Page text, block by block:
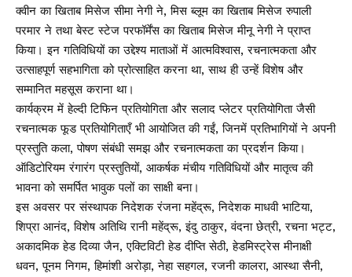
क्वीन का खिताब मिसेज सीमा नेगी ने, मिस ब्लूम का खिताब मिसेज रुपाली
परमार ने तथा बेस्ट स्टेज परफॉर्मेंस का खिताब मिसेज मीनू नेगी ने प्राप्त
किया। इन गतिविधियों का उद्देश्य माताओं में आत्मविश्वास, रचनात्मकता और
उत्साहपूर्ण सहभागिता को प्रोत्साहित करना था, साथ ही उन्हें विशेष और
सम्मानित महसूस कराना था।
कार्यक्रम में हेल्दी टिफिन प्रतियोगिता और सलाद प्लेटर प्रतियोगिता जैसी
रचनात्मक फूड प्रतियोगिताएँ भी आयोजित की गईं, जिनमें प्रतिभागियों ने अपनी
प्रस्तुति कला, पोषण संबंधी समझ और रचनात्मकता का प्रदर्शन किया।
ऑडिटोरियम रंगारंग प्रस्तुतियों, आकर्षक मंचीय गतिविधियों और मातृत्व की
भावना को समर्पित भावुक पलों का साक्षी बना।
इस अवसर पर संस्थापक निदेशक रंजना महेंद्रू, निदेशक माधवी भाटिया,
शिप्रा आनंद, विशेष अतिथि रानी महेंद्रू, इंदु ठाकुर, वंदना छेत्री, रचना भट्ट,
अकादमिक हेड दिव्या जैन, एक्टिविटी हेड दीप्ति सेठी, हेडमिस्ट्रेस मीनाक्षी
धवन, पूनम निगम, हिमांशी अरोड़ा, नेहा सहगल, रजनी कालरा, आस्था सैनी,